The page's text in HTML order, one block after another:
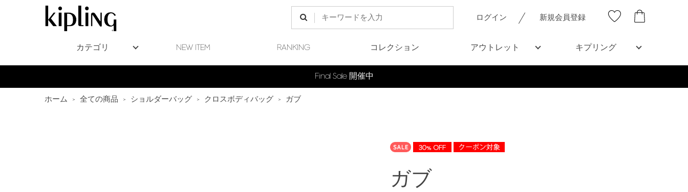
ログイン 新規会員登録
カテゴリ NEW ITEM RANKING コレクション アウトレット キプリング
Final Sale 開催中
ホーム > 全ての商品 > ショルダーバッグ > クロスボディバッグ > ガブ
ガブ